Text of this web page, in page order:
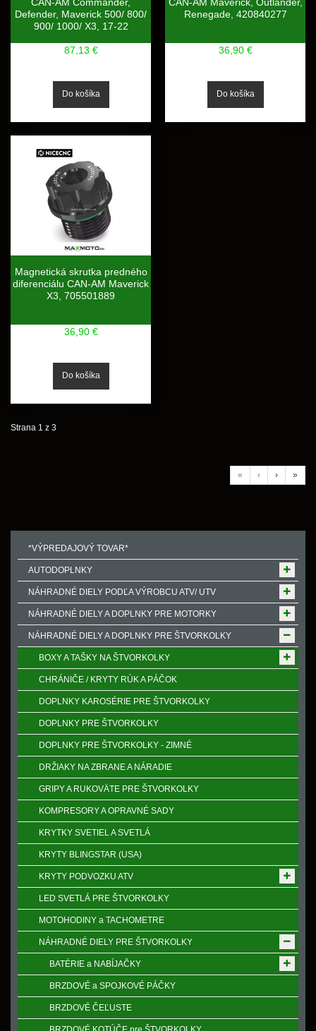
Defender, Maverick 500/ 800/
900/ 1000/ X3, 17-22
87,13 €
Renegade, 420840277
36,90 €
Magnetická skrutka predného
diferenciálu CAN-AM Maverick
X3, 705501889
36,90 €
Strana 1 z 3
« ‹ › »
*VÝPREDAJOVÝ TOVAR*
AUTODOPLNKY
NÁHRADNÉ DIELY PODĽA VÝROBCU ATV/ UTV
NÁHRADNÉ DIELY A DOPLNKY PRE MOTORKY
NÁHRADNÉ DIELY A DOPLNKY PRE ŠTVORKOLKY
BOXY A TAŠKY NA ŠTVORKOLKY
CHRÁNIČE / KRYTY RÚK A PÁČOK
DOPLNKY KAROSÉRIE PRE ŠTVORKOLKY
DOPLNKY PRE ŠTVORKOLKY
DOPLNKY PRE ŠTVORKOLKY - ZIMNÉ
DRŽIAKY NA ZBRANE A NÁRADIE
GRIPY A RUKOVӒTE PRE ŠTVORKOLKY
KOMPRESORY A OPRAVNÉ SADY
KRYTKY SVETIEL A SVETLÁ
KRYTY BLINGSTAR (USA)
KRYTY PODVOZKU ATV
LED SVETLÁ PRE ŠTVORKOLKY
MOTOHODINY a TACHOMETRE
NÁHRADNÉ DIELY PRE ŠTVORKOLKY
BATÉRIE a NABÍJAČKY
BRZDOVÉ a SPOJKOVÉ PÁČKY
BRZDOVÉ ČEĽUSTE